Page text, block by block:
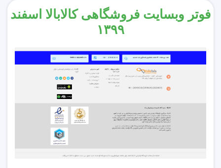
فوتر وبسایت فروشگاهی کالابالا اسفند
۱۳۹۹